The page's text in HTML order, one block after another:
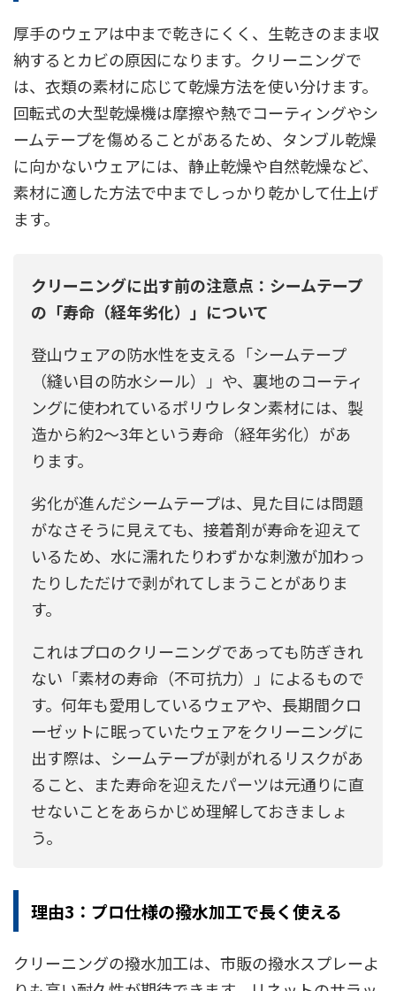
厚手のウェアは中まで乾きにくく、生乾きのまま収
納するとカビの原因になります。クリーニングで
は、衣類の素材に応じて乾燥方法を使い分けます。
回転式の大型乾燥機は摩擦や熱でコーティングやシ
ームテープを傷めることがあるため、タンブル乾燥
に向かないウェアには、静止乾燥や自然乾燥など、
素材に適した方法で中までしっかり乾かして仕上げ
ます。
クリーニングに出す前の注意点：シームテープ
の「寿命（経年劣化）」について
登山ウェアの防水性を支える「シームテープ
（縫い目の防水シール）」や、裏地のコーティ
ングに使われているポリウレタン素材には、製
造から約2～3年という寿命（経年劣化）があ
ります。
劣化が進んだシームテープは、見た目には問題
がなさそうに見えても、接着剤が寿命を迎えて
いるため、水に濡れたりわずかな刺激が加わっ
たりしただけで剥がれてしまうことがありま
す。
これはプロのクリーニングであっても防ぎきれ
ない「素材の寿命（不可抗力）」によるもので
す。何年も愛用しているウェアや、長期間クロ
ーゼットに眠っていたウェアをクリーニングに
出す際は、シームテープが剥がれるリスクがあ
ること、また寿命を迎えたパーツは元通りに直
せないことをあらかじめ理解しておきましょ
う。
理由3：プロ仕様の撥水加工で長く使える
クリーニングの撥水加工は、市販の撥水スプレーよ